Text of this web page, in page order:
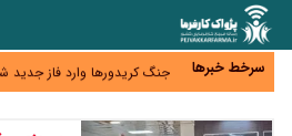
سرخط خبرها
همایش و مسابقه نذری ماه
زائران اربعین نگران ارز
بانک‌ها و صرافی‌ها
میلیارد دلاری اوراسیا تا ۲۰۳۵
شبکه کمتر توسعه می‌یابد